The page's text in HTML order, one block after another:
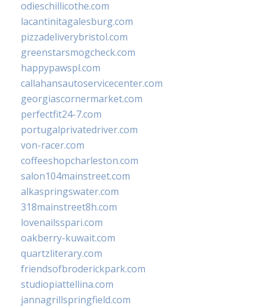
odieschillicothe.com
lacantinitagalesburg.com
pizzadeliverybristol.com
greenstarsmogcheck.com
happypawspl.com
callahansautoservicecenter.com
georgiascornermarket.com
perfectfit24-7.com
portugalprivatedriver.com
von-racer.com
coffeeshopcharleston.com
salon104mainstreet.com
alkaspringswater.com
318mainstreet8h.com
lovenailsspari.com
oakberry-kuwait.com
quartzliterary.com
friendsofbroderickpark.com
studiopiattellina.com
jannagrillspringfield.com